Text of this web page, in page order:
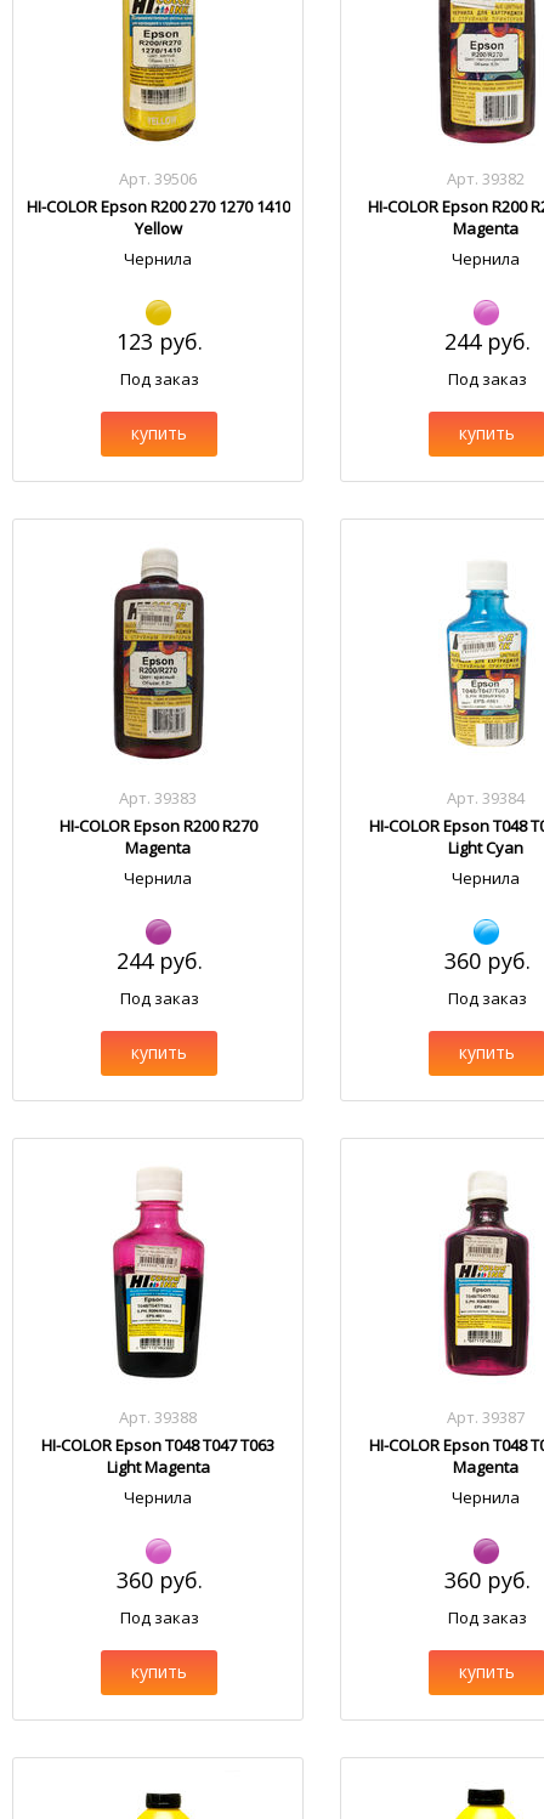
Арт. 39506
HI-COLOR Epson R200 270 1270 1410
Yellow
Чернила
123 руб.
Под заказ
купить
Арт. 39382
HI-COLOR Epson R200
Magenta
Чернила
244 руб.
Под заказ
купить
Арт. 39383
HI-COLOR Epson R200 R270
Magenta
Чернила
244 руб.
Под заказ
купить
Арт. 39384
HI-COLOR Epson T048
Light Cyan
Чернила
360 руб.
Под заказ
купить
Арт. 39388
HI-COLOR Epson T048 T047 T063
Light Magenta
Чернила
360 руб.
Под заказ
купить
Арт. 39387
HI-COLOR Epson T048
Magenta
Чернила
360 руб.
Под заказ
купить